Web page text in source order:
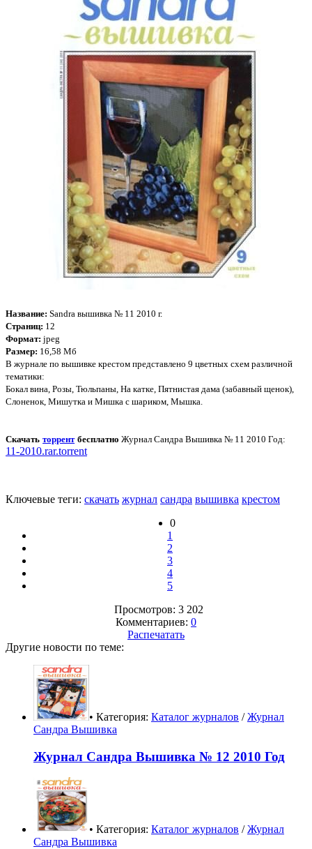
Название: Sandra вышивка № 11 2010 г.
Страниц: 12
Формат: jpeg
Размер: 16,58 Мб
В журнале по вышивке крестом представлено 9 цветных схем различной
тематики:
Бокал вина, Розы, Тюльпаны, На катке, Пятнистая дама (забавный щенок),
Слоненок, Мишутка и Мишка с шариком, Мышка.
Скачатьторрентбесплатно Журнал Сандра Вышивка № 11 2010 Год:
11-2010.rar.torrent
Ключевые теги: скачать журнал сандра вышивка крестом
0
1
2
3
4
5
Просмотров: 3 202
Комментариев: 0
Распечатать
Другие новости по теме:
• Категория: Каталог журналов /Журнал
Сандра Вышивка
Журнал Сандра Вышивка № 12 2010 Год
• Категория: Каталог журналов /Журнал
Сандра Вышивка